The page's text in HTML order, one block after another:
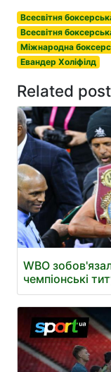
Всесвітня
Всесвітня
Міжнародна
Евандер Холіфілд
Related
WBO
чемпіонські